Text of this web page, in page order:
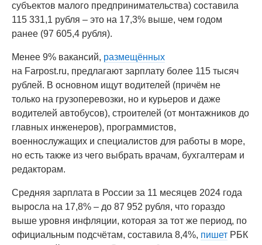
субъектов малого предпринимательства) составила
115 331,1 рубля – это на 17,3% выше, чем годом
ранее (97 605,4 рубля).
Менее 9% вакансий, размещённых
на Farpost.ru, предлагают зарплату более 115 тысяч
рублей. В основном ищут водителей (причём не
только на грузоперевозки, но и курьеров и даже
водителей автобусов), строителей (от монтажников до
главных инженеров), программистов,
военнослужащих и специалистов для работы в море,
но есть также из чего выбрать врачам, бухгалтерам и
редакторам.
Средняя зарплата в России за 11 месяцев 2024 года
выросла на 17,8% – до 87 952 рубля, что гораздо
выше уровня инфляции, которая за тот же период, по
официальным подсчётам, составила 8,4%, пишет РБК